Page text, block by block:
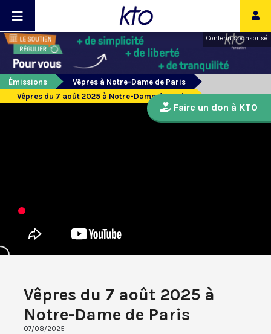
Contenu sponsorisé
Émissions
Vêpres à Notre-Dame de Paris
Vêpres du 7 août 2025 à Notre-Dame de Paris
Vêpres du 7 août 2025 à
Notre-Dame de Paris
07/08/2025
Faire un don à KTO